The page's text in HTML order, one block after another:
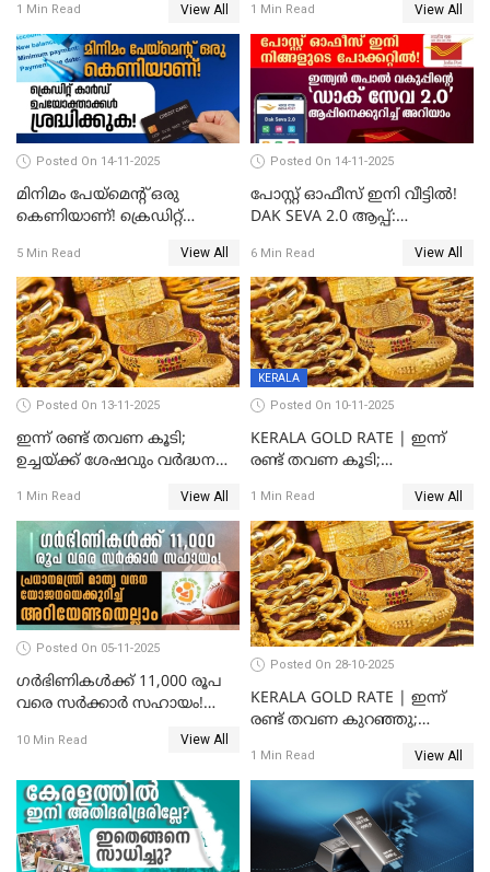
1 Min Read View All 1 Min Read View All
Posted On 14-11-2025
മിനിമം പേയ്മെന്റ് ഒരു
കെണിയാണ്! ക്രെഡിറ്റ്
ശ്രദ്ധിക്കുക!
5 Min Read View All
Posted On 14-11-2025
പോസ്റ്റ് ഓഫീസ് ഇനി വീട്ടിൽ!
DAK SEVA 2.0 ആപ്പ്:
എന്തൊക്കെയാണെന്ന്
നോക്കാം
6 Min Read View All
Posted On 13-11-2025
ഇന്ന് രണ്ട് തവണ കൂടി;
ഉച്ചയ്ക്ക് ശേഷവും വർദ്ധനവ്;
സ്വർണവിലയിൽ കുതിപ്പ്
1 Min Read View All
KERALA
Posted On 10-11-2025
KERALA GOLD RATE | ഇന്ന്
രണ്ട് തവണ കൂടി;
1 Min Read View All
Posted On 05-11-2025
ഗർഭിണികൾക്ക് 11,000 രൂപ
വരെ സർക്കാർ സഹായം!
യോജനയെക്കുറിച്ച്
10 Min Read View All
Posted On 28-10-2025
KERALA GOLD RATE | ഇന്ന്
രണ്ട് തവണ കുറഞ്ഞു;
1800 രൂപ
1 Min Read View All